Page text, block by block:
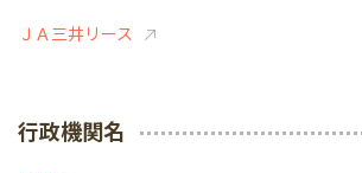
ＪＡ三井リース
行政機関名